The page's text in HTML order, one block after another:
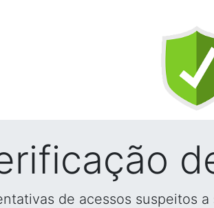
de acessos suspeitos